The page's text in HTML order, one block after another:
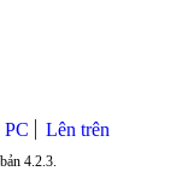
PC Lên trên
4.2.3.